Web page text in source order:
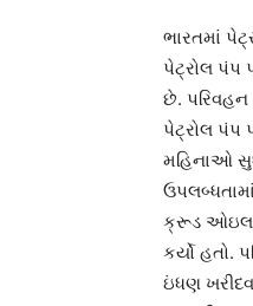
ભારતમાં
પેટ્રોલ પંપ
છે. પરિવહન
પેટ્રોલ પંપ
મહિનાઓ
ક્રૂડ ઓઇલ
કર્યો હતો.
ઇંધણ